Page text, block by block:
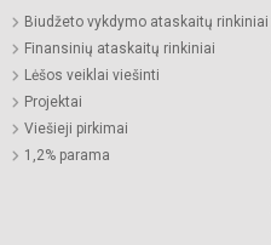
Biudžeto vykdymo ataskaitų rinkiniai
Finansinių ataskaitų rinkiniai
Lėšos veiklai viešinti
Projektai
Viešieji pirkimai
1,2% parama